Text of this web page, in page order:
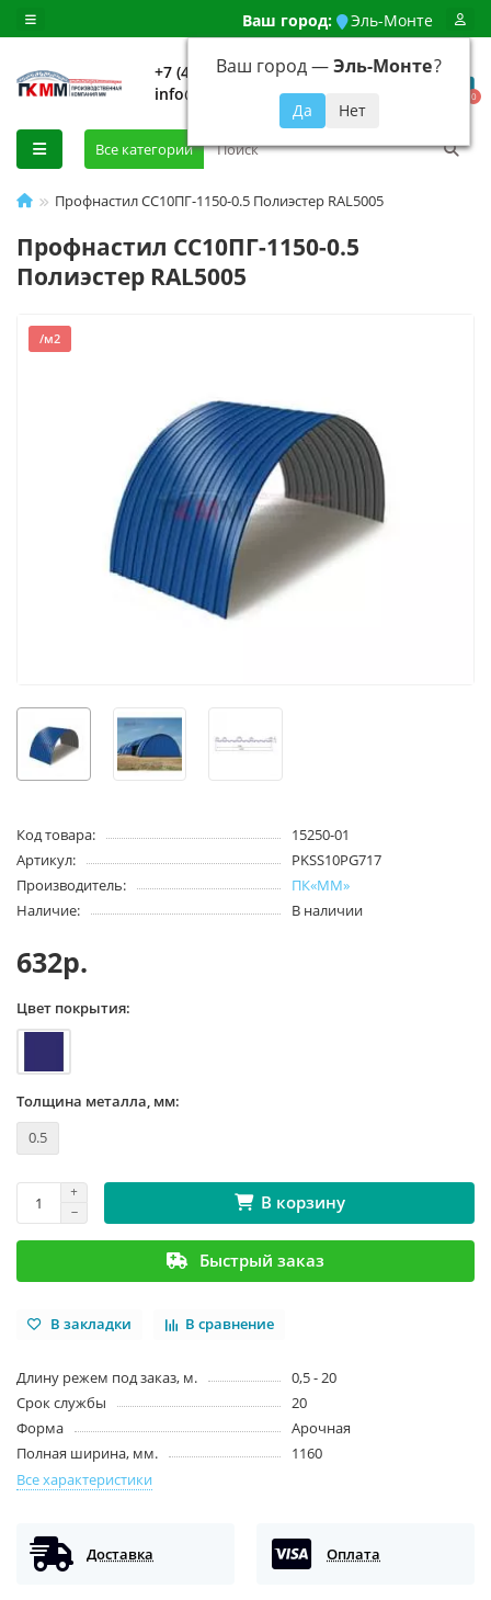
Ваш город: Эль-Монте
Ваш город —Эль-Монте?
+7 (499) 648-92-94
info@evroshtaketnikmoskva.ru
0
Все категории
Профнастил СС10ПГ-1150-0.5 Полиэстер RAL5005
Профнастил СС10ПГ-1150-0.5
Полиэстер RAL5005
/м2
Код товара:
15250-01
Артикул:
PKSS10PG717
Производитель:
ПК«ММ»
Наличие:
В наличии
632р.
Цвет покрытия:
Толщина металла, мм:
0.5
В корзину
Быстрый заказ
В закладки В сравнение
Длину режем под заказ, м.
0,5 - 20
Срок службы
20
Форма
Арочная
Полная ширина, мм.
1160
Все характеристики
Доставка Оплата